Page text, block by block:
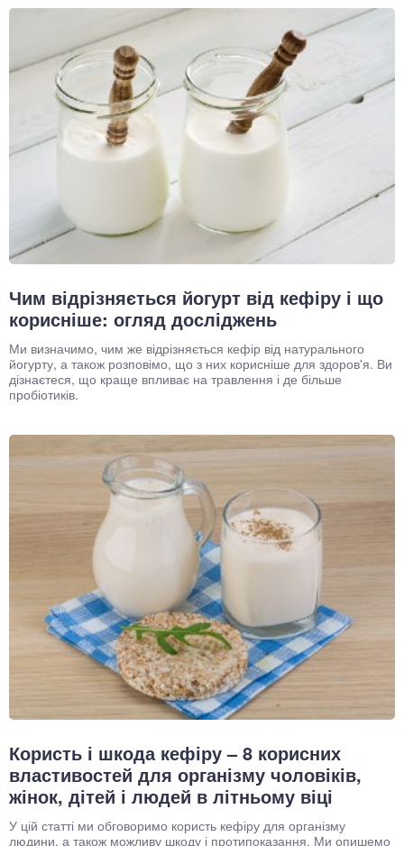
Чим відрізняється йогурт від кефіру і що
корисніше: огляд досліджень
Ми визначимо, чим же відрізняється кефір від натурального
йогурту, а також розповімо, що з них корисніше для здоров'я. Ви
дізнаєтеся, що краще впливає на травлення і де більше
пробіотиків.
Користь і шкода кефіру – 8 корисних
властивостей для організму чоловіків,
жінок, дітей і людей в літньому віці
У цій статті ми обговоримо користь кефіру для організму
людини, а також можливу шкоду і протипоказання. Ми опишемо